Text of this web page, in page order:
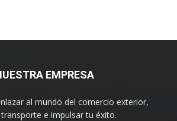
EMPRESA
al mundo del comercio exterior,
e impulsar tu éxito.